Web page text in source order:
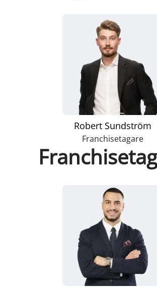
Robert Sundström
Franchisetagare